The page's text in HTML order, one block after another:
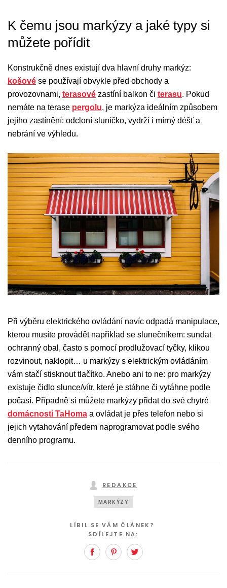
K čemu jsou markýzy a jaké typy si
můžete pořídit
Konstrukčně dnes existují dva hlavní druhy markýz:
košové se používají obvykle před obchody a
provozovnami, terasové zastíní balkon či terasu. Pokud
nemáte na terase pergolu, je markýza ideálním způsobem
jejího zastínění: odcloní sluníčko, vydrží i mírný déšť a
nebrání ve výhledu.
Při výběru elektrického ovládání navíc odpadá manipulace,
kterou musíte provádět například se slunečníkem: sundat
ochranný obal, často s pomocí prodlužovací tyčky, klikou
rozvinout, naklopit… u markýzy s elektrickým ovládáním
vám stačí stisknout tlačítko. Anebo ani to ne: pro markýzy
existuje čidlo slunce/vítr, které je stáhne či vytáhne podle
počasí. Případně si můžete markýzy přidat do své chytré
domácnosti TaHoma a ovládat je přes telefon nebo si
jejich vytahování předem naprogramovat podle svého
denního programu.
REDAKCE
MARKÝZY
LÍBIL SE VÁM ČLÁNEK?
SDÍLEJTE NA:
FacebookPinterest